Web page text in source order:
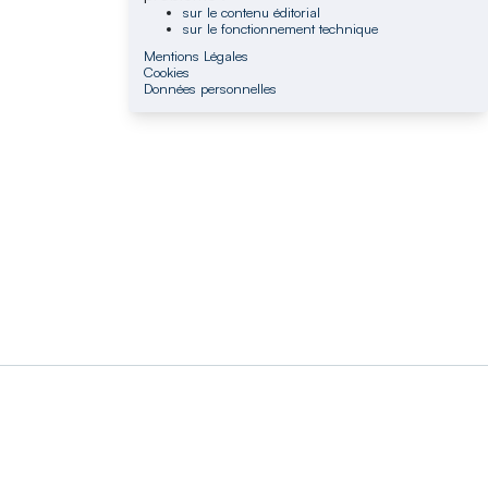
sur le contenu éditorial
sur le fonctionnement technique
Mentions Légales
Cookies
Données personnelles